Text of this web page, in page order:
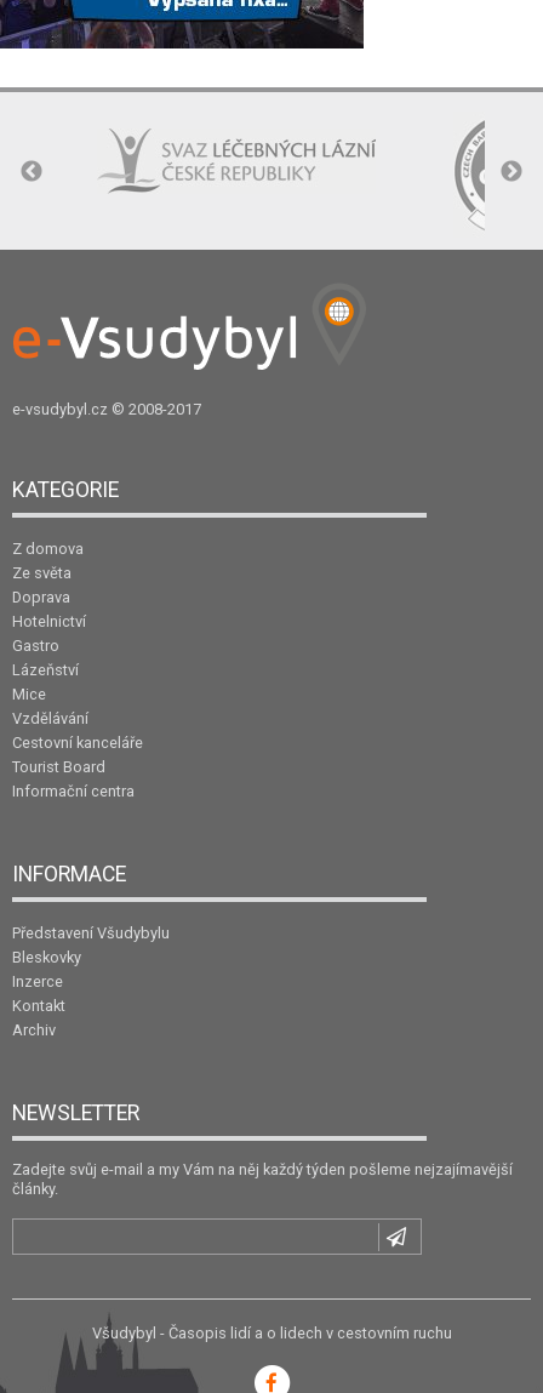
e-vsudybyl.cz © 2008-2017
KATEGORIE
Z domova
Ze světa
Doprava
Hotelnictví
Gastro
Lázeňství
Mice
Vzdělávání
Cestovní kanceláře
Tourist Board
Informační centra
INFORMACE
Představení Všudybylu
Bleskovky
Inzerce
Kontakt
Archiv
NEWSLETTER
Zadejte svůj e-mail a my Vám na něj každý týden pošleme nejzajímavější
články.
Všudybyl - Časopis lidí a o lidech v cestovním ruchu